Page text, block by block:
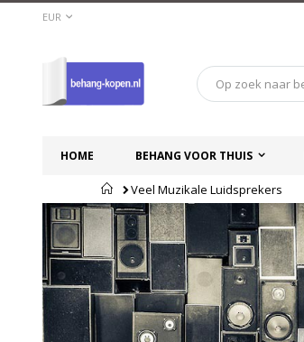
Ga
inhoud
VALUTA
EUR
HOME BEHANG VOOR THUIS
Home
Veel Muzikale Luidsprekers
Ga
naar
het
einde
van
de
afbeeldingen-
gallerij
Ga
naar
het
begin
van
de
afbeeldingen-
gallerij